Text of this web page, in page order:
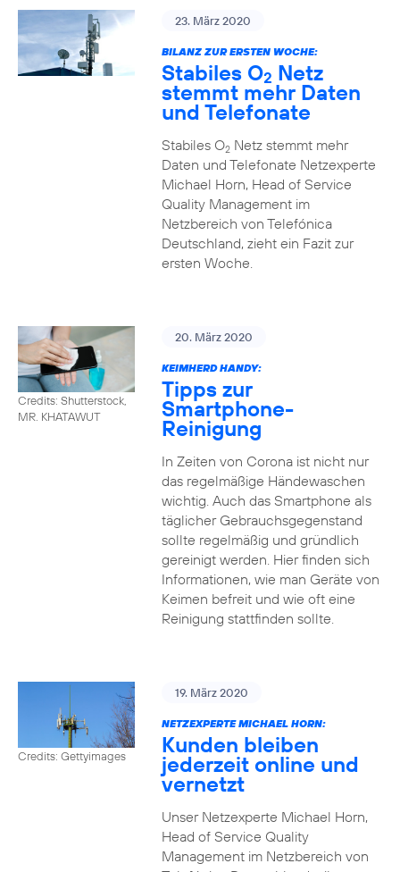
23. März 2020
BILANZ ZUR ERSTEN WOCHE:
Stabiles O2 Netz
stemmt mehr Daten
und Telefonate
Stabiles O2Netz stemmt mehr
Daten und Telefonate Netzexperte
Michael Horn, Head of Service
Quality Management im
Netzbereich von Telefónica
Deutschland, zieht ein Fazit zur
ersten Woche.
Credits: Shutterstock,
MR. KHATAWUT
20. März 2020
KEIMHERD HANDY:
Tipps zur
Smartphone-
Reinigung
In Zeiten von Corona ist nicht nur
das regelmäßige Händewaschen
wichtig. Auch das Smartphone als
täglicher Gebrauchsgegenstand
sollte regelmäßig und gründlich
gereinigt werden. Hier finden sich
Informationen, wie man Geräte von
Keimen befreit und wie oft eine
Reinigung stattfinden sollte.
Credits: Gettyimages
19. März 2020
NETZEXPERTE MICHAEL HORN:
Kunden bleiben
jederzeit online und
vernetzt
Unser Netzexperte Michael Horn,
Head of Service Quality
Management im Netzbereich von